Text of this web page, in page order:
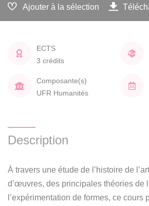
Ajouter à la sélection
ECTS
3 crédits
Composante(s)
UFR Humanités
Description
À travers une étude de l’histoire de
d’œuvres, des principales théories de
l’expérimentation de formes, ce cours